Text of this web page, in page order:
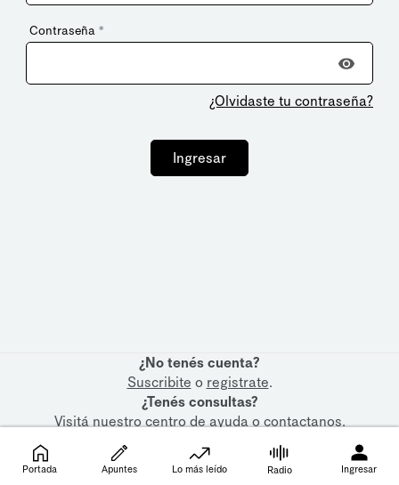
Contraseña *
¿Olvidaste tu contraseña?
Ingresar
¿No tenés cuenta?
Suscribite o registrate.
¿Tenés consultas?
Visitá nuestrocentro de ayudaocontactanos.
Portada Apuntes Lo más leído Radio Ingresar